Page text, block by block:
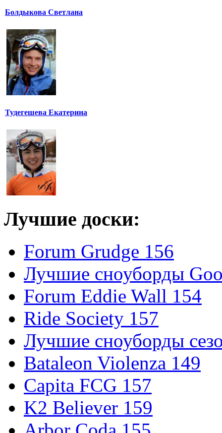
Болдыкова Светлана
Тудегешева Екатерина
Лучшие доски:
Forum Grudge 156
Лучшие сноуборды
Forum Eddie Wall 154
Ride Society 157
Лучшие сноуборды
Bataleon Violenza 149
Capita FCG 157
K2 Believer 159